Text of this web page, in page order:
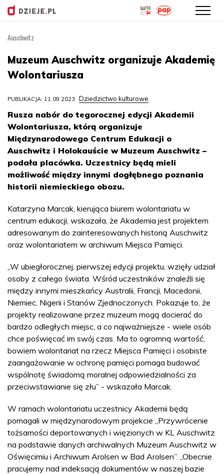
treści
Auschwitz
Muzeum Auschwitz organizuje Akademię
Wolontariusza
PUBLIKACJA: 11.09.2023 Dziedzictwo kulturowe
Rusza nabór do tegorocznej edycji Akademii
Wolontariusza, którą organizuje
Międzynarodowego Centrum Edukacji o
Auschwitz i Holokauście w Muzeum Auschwitz –
podała placówka. Uczestnicy będą mieli
możliwość między innymi dogłębnego poznania
historii niemieckiego obozu.
Katarzyna Marcak, kierująca biurem wolontariatu w
centrum edukacji, wskazała, że Akademia jest projektem
adresowanym do zainteresowanych historią Auschwitz
oraz wolontariatem w archiwum Miejsca Pamięci.
„W ubiegłorocznej, pierwszej edycji projektu, wzięły udział
osoby z całego świata. Wśród uczestników znaleźli się
między innymi mieszkańcy Australii, Francji, Macedonii,
Niemiec, Nigerii i Stanów Zjednoczonych. Pokazuje to, że
projekty realizowane przez muzeum mogą docierać do
bardzo odległych miejsc, a co najważniejsze - wiele osób
chce poświęcać im swój czas. Ma to ogromną wartość,
bowiem wolontariat na rzecz Miejsca Pamięci i osobiste
zaangażowanie w ochronę pamięci pomaga budować
wspólnotę świadomą moralnej odpowiedzialności za
przeciwstawianie się złu” - wskazała Marcak.
W ramach wolontariatu uczestnicy Akademii będą
pomagali w międzynarodowym projekcie „Przywrócenie
tożsamości deportowanych i więzionych w KL Auschwitz
na podstawie danych archiwalnych Muzeum Auschwitz w
Oświęcimiu i Archiwum Arolsen w Bad Arolsen”. „Obecnie
pracujemy nad indeksacją dokumentów w naszej bazie